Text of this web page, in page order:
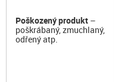
Poškozený produkt –
poškrábaný, zmuchlaný,
odřený atp.